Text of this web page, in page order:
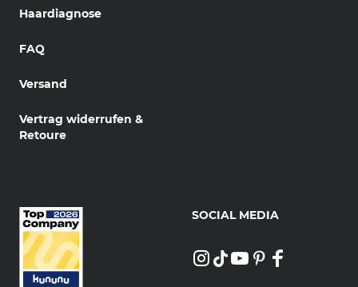
Haardiagnose
FAQ
Versand
Vertrag widerrufen &
Retoure
SOCIAL MEDIA